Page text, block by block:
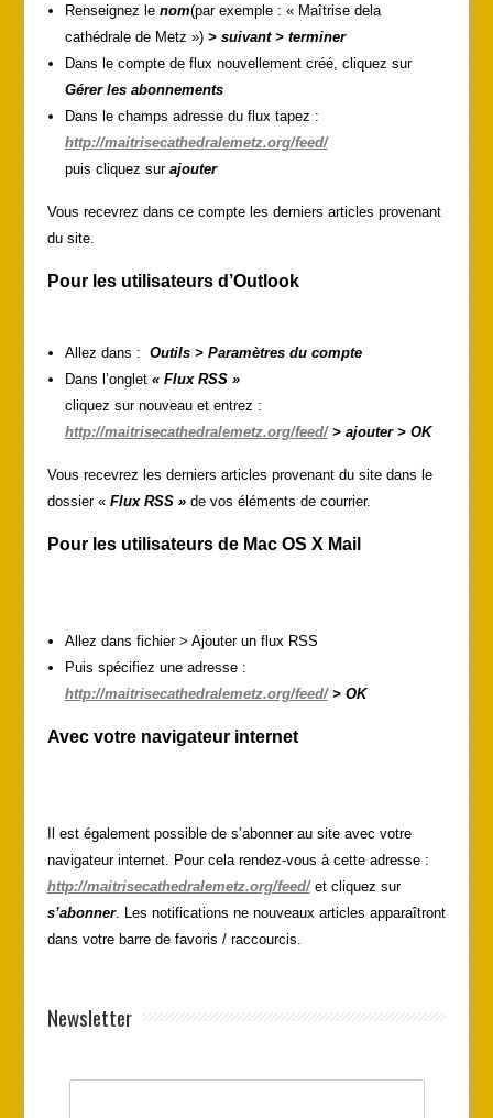
Renseignez le nom(par exemple : « Maîtrise dela
cathédrale de Metz ») > suivant > terminer
Dans le compte de flux nouvellement créé, cliquez sur
Gérer les abonnements
Dans le champs adresse du flux tapez :
http://maitrisecathedralemetz.org/feed/
puis cliquez sur ajouter
Vous recevrez dans ce compte les derniers articles provenant
du site.
Pour les utilisateurs d’Outlook
Allez dans : Outils > Paramètres du compte
Dans l’onglet « Flux RSS »
cliquez sur nouveau et entrez :
http://maitrisecathedralemetz.org/feed/> ajouter > OK
Vous recevrez les derniers articles provenant du site dans le
dossier « Flux RSS »de vos éléments de courrier.
Pour les utilisateurs de Mac OS X Mail
Allez dans fichier > Ajouter un flux RSS
Puis spécifiez une adresse :
http://maitrisecathedralemetz.org/feed/> OK
Avec votre navigateur internet
Il est également possible de s’abonner au site avec votre
navigateur internet. Pour cela rendez-vous à cette adresse :
http://maitrisecathedralemetz.org/feed/et cliquez sur
s’abonner. Les notifications ne nouveaux articles apparaîtront
dans votre barre de favoris / raccourcis.
Newsletter